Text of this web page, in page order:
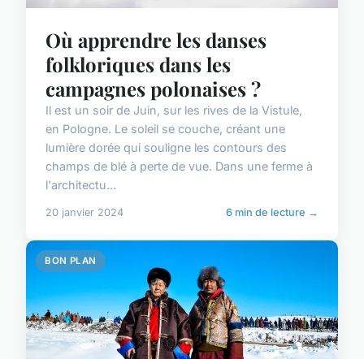
Où apprendre les danses
folkloriques dans les
campagnes polonaises ?
Il est un soir de Juin, sur les rives de la Vistule,
en Pologne. Le soleil se couche, créant une
lumière dorée qui souligne les contours des
champs de blé à perte de vue. Dans une ferme à
l'architectu...
20 janvier 2024 6 min de lecture →
BON PLAN